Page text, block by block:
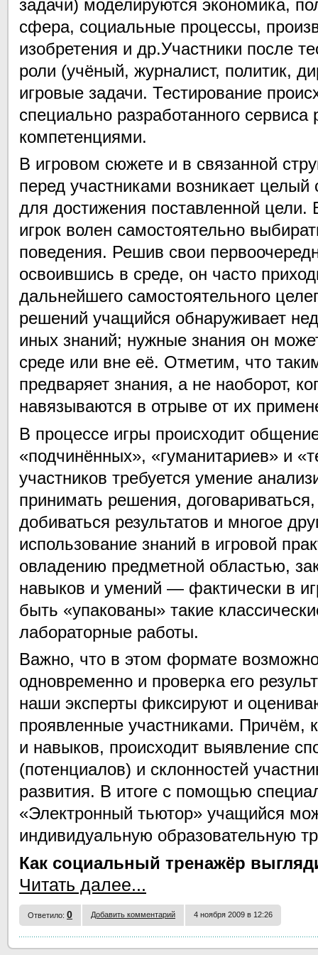
задачи) моделируются экономика,
сфера, социальные процессы,
изобретения и др.Участники после
роли (учёный, журналист, политик,
игровые задачи. Тестирование
специально разработанного сервиса
компетенциями.
В игровом сюжете и в связанной
перед участниками возникает целый
для достижения поставленной цели.
игрок волен самостоятельно
поведения. Решив свои
освоившись в среде, он часто
дальнейшего самостоятельного
решений учащийся обнаруживает
иных знаний; нужные знания он
среде или вне её. Отметим, что
предваряет знания, а не наоборот,
навязываются в отрыве от их
В процессе игры происходит
«подчинённых», «гуманитариев» и
участников требуется умение
принимать решения,
добиваться результатов и многое
использование знаний в игровой
овладению предметной областью,
навыков и умений — фактически в
быть «упакованы» такие
лабораторные работы.
Важно, что в этом формате
одновременно и проверка его
наши эксперты фиксируют и
проявленные участниками. Причём,
и навыков, происходит выявление
(потенциалов) и склонностей
развития. В итоге с помощью
«Электронный тьютор» учащийся
индивидуальную образовательную
Как социальный тренажёр
Читать далее...
Ответило: 0 Добавить комментарий 4 ноября 2009 в 12:26